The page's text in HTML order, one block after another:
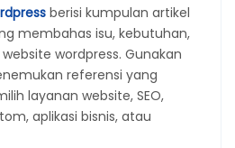
berisi kumpulan artikel
membahas isu, kebutuhan,
wordpress. Gunakan
referensi yang
layanan website, SEO,
aplikasi bisnis, atau